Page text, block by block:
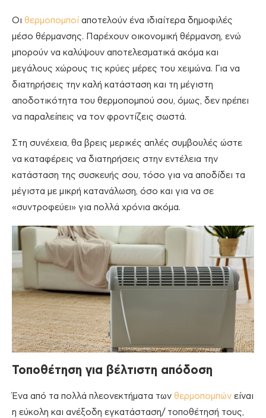
Οι θερμοπομποί αποτελούν ένα ιδιαίτερα δημοφιλές
μέσο θέρμανσης. Παρέχουν οικονομική θέρμανση, ενώ
μπορούν να καλύψουν αποτελεσματικά ακόμα και
μεγάλους χώρους τις κρύες μέρες του χειμώνα. Για να
διατηρήσεις την καλή κατάσταση και τη μέγιστη
αποδοτικότητα του θερμοπομπού σου, όμως, δεν πρέπει
να παραλείπεις να τον φροντίζεις σωστά.
Στη συνέχεια, θα βρεις μερικές απλές συμβουλές ώστε
να καταφέρεις να διατηρήσεις στην εντέλεια την
κατάσταση της συσκευής σου, τόσο για να αποδίδει τα
μέγιστα με μικρή κατανάλωση, όσο και για να σε
«συντροφεύει» για πολλά χρόνια ακόμα.
Τοποθέτηση για βέλτιστη απόδοση
Ένα από τα πολλά πλεονεκτήματα των θερμοπομπών είναι
η εύκολη και ανέξοδη εγκατάσταση/ τοποθέτησή τους,